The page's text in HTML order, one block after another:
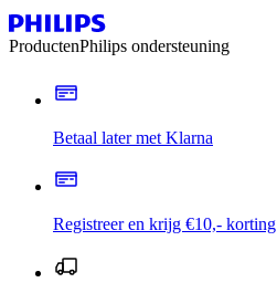
ProductenPhilips ondersteuning
Betaal later met Klarna
Registreer en krijg €10,- korting